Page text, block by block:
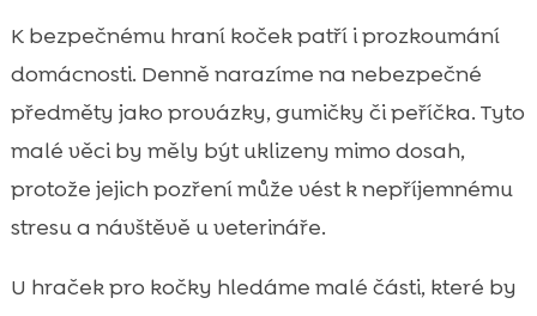
K bezpečnému hraní koček patří i prozkoumání
domácnosti. Denně narazíme na nebezpečné
předměty jako provázky, gumičky či peříčka. Tyto
malé věci by měly být uklizeny mimo dosah,
protože jejich pozření může vést k nepříjemnému
stresu a návštěvě u veterináře.
U hraček pro kočky hledáme malé části, které by